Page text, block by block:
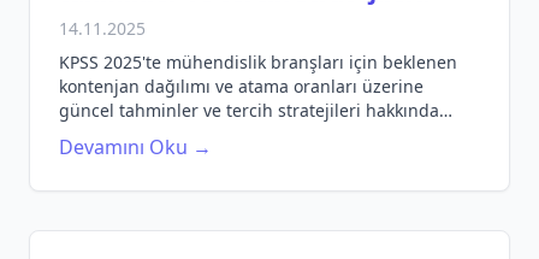
14.11.2025
KPSS 2025'te mühendislik branşları için beklenen
kontenjan dağılımı ve atama oranları üzerine
güncel tahminler ve tercih stratejileri hakkında
detaylı bilgi edinin.
Devamını Oku →